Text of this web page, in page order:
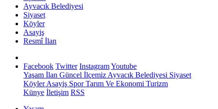
Ayvacık Belediyesi
Siyaset
Köyler
Asayiş
Resmî İlan
Facebook Twitter InstagramYoutube
Yaşam İlan Güncel İlçemiz Ayvacık Belediyesi Siyaset
KöylerAsayiş SporTarım Ve Ekonomi Turizm
Künye İletişim RSS